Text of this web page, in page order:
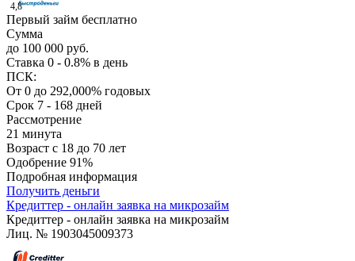
4,8
Первый займ бесплатно
Сумма
до 100 000 руб.
Ставка 0 - 0.8% в день
ПСК:
От 0 до 292,000% годовых
Срок 7 - 168 дней
Рассмотрение
21 минута
Возраст с 18 до 70 лет
Одобрение 91%
Подробная информация
Получить деньги
Кредиттер - онлайн заявка на микрозайм
Кредиттер - онлайн заявка на микрозайм
Лиц. № 1903045009373